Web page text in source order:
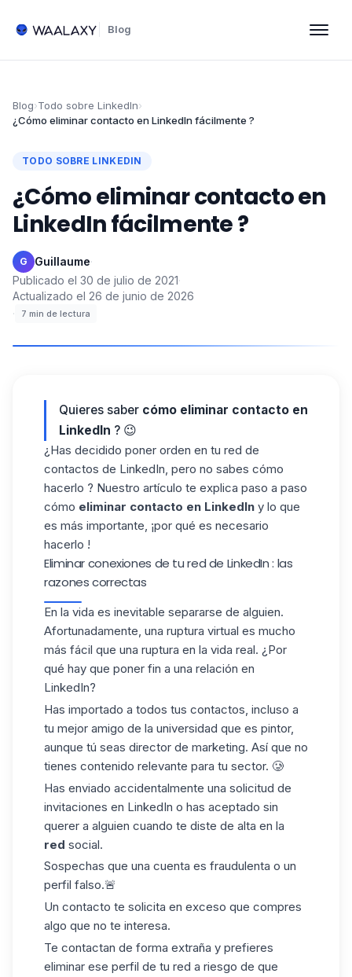
Blog
Blog›Todo sobre LinkedIn›
¿Cómo eliminar contacto en LinkedIn fácilmente ?
TODO SOBRE LINKEDIN
¿Cómo eliminar contacto en
LinkedIn fácilmente ?
G Guillaume·
Publicado el 30 de julio de 2021·
Actualizado el 26 de junio de 2026
·
7 min de lectura
Quieres saber cómo eliminar contacto en
LinkedIn ? 😉
¿Has decidido poner orden en tu red de
contactos de LinkedIn, pero no sabes cómo
hacerlo ? Nuestro artículo te explica paso a paso
cómo eliminar contacto en LinkedIn y lo que
es más importante, ¡por qué es necesario
hacerlo !
Eliminar conexiones de tu red de LinkedIn : las
razones correctas
En la vida es inevitable separarse de alguien.
Afortunadamente, una ruptura virtual es mucho
más fácil que una ruptura en la vida real. ¿Por
qué hay que poner fin a una relación en
LinkedIn?
Has importado a todos tus contactos, incluso a
tu mejor amigo de la universidad que es pintor,
aunque tú seas director de marketing. Así que no
tienes contenido relevante para tu sector. 🥲
Has enviado accidentalmente una solicitud de
invitaciones en LinkedIn o has aceptado sin
querer a alguien cuando te diste de alta en la
red social.
Sospechas que una cuenta es fraudulenta o un
perfil falso.🚨
Un contacto te solicita en exceso que compres
algo que no te interesa.
Te contactan de forma extraña y prefieres
eliminar ese perfil de tu red a riesgo de que